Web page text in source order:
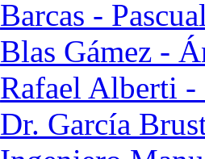
Barcas -
Blas Gámez -
Rafael Alberti -
Dr. García